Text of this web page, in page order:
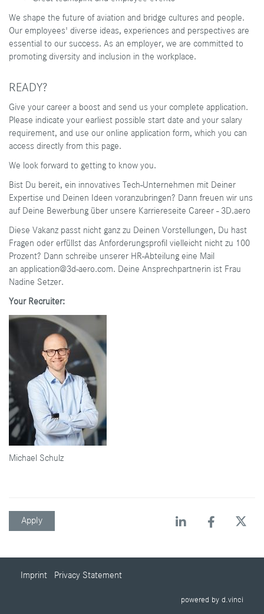
We shape the future of aviation and bridge cultures and people.
Our employees' diverse ideas, experiences and perspectives are
essential to our success. As an employer, we are committed to
promoting diversity and inclusion in the workplace.
READY?
Give your career a boost and send us your complete application.
Please indicate your earliest possible start date and your salary
requirement, and use our online application form, which you can
access directly from this page.
We look forward to getting to know you.
Bist Du bereit, ein innovatives Tech-Unternehmen mit Deiner
Expertise und Deinen Ideen voranzubringen? Dann freuen wir uns
auf Deine Bewerbung über unsere Karriereseite Career - 3D.aero
Diese Vakanz passt nicht ganz zu Deinen Vorstellungen, Du hast
Fragen oder erfüllst das Anforderungsprofil vielleicht nicht zu 100
Prozent? Dann schreibe unserer HR-Abteilung eine Mail
an application@3d-aero.com. Deine Ansprechpartnerin ist Frau
Nadine Setzer.
Your Recruiter:
Michael Schulz
Apply
Imprint Privacy Statement
powered by d.vinci